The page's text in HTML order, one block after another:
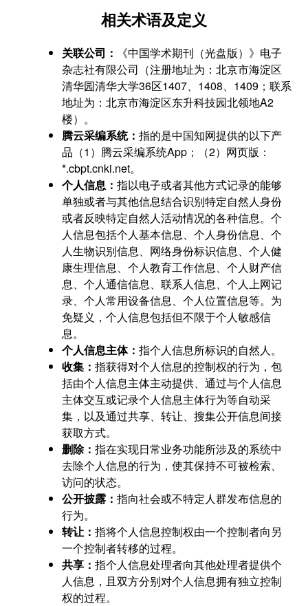
相关术语及定义
关联公司：
《中国学术期刊（光盘版）》电子
杂志社有限公司（注册地址为：北京市海淀区
清华园清华大学36区1407、1408、1409；联系
地址为：北京市海淀区东升科技园北领地A2
楼）。
腾云采编系统：指的是中国知网提供的以下产
品（1）腾云采编系统App；（2）网页版：
*.cbpt.cnki.net。
个人信息：指以电子或者其他方式记录的能够
单独或者与其他信息结合识别特定自然人身份
或者反映特定自然人活动情况的各种信息。个
人信息包括个人基本信息、个人身份信息、个
人生物识别信息、网络身份标识信息、个人健
康生理信息、个人教育工作信息、个人财产信
息、个人通信信息、联系人信息、个人上网记
录、个人常用设备信息、个人位置信息等。为
免疑义，个人信息包括但不限于个人敏感信
息。
个人信息主体：指个人信息所标识的自然人。
收集：指获得对个人信息的控制权的行为，包
括由个人信息主体主动提供、通过与个人信息
主体交互或记录个人信息主体行为等自动采
集，以及通过共享、转让、搜集公开信息间接
获取方式。
删除：指在实现日常业务功能所涉及的系统中
去除个人信息的行为，使其保持不可被检索、
访问的状态。
公开披露：指向社会或不特定人群发布信息的
行为。
转让：指将个人信息控制权由一个控制者向另
一个控制者转移的过程。
共享：指个人信息处理者向其他处理者提供个
人信息，且双方分别对个人信息拥有独立控制
权的过程。